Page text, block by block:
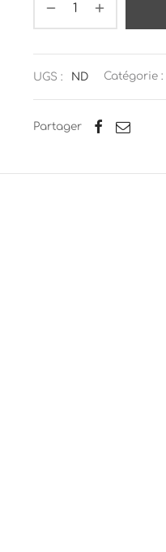
UGS : ND Catégorie :
Partager